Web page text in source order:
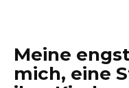
Meine
mich, eine